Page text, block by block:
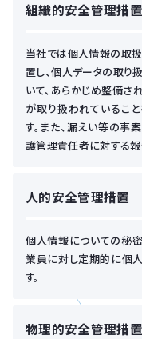
組織的安全管理措置
当社では個人情報の取
置し、個人データの取
いて、あらかじめ整備
が取り扱われているこ
す。また、漏えい等の
護管理責任者に対する報
人的安全管理措置
個人情報についての秘
業員に対し定期的に個
す。
物理的安全管理措置